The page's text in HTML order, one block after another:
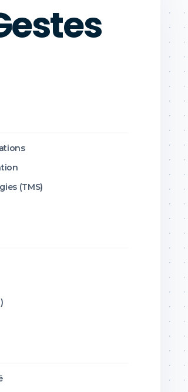
(TMS)